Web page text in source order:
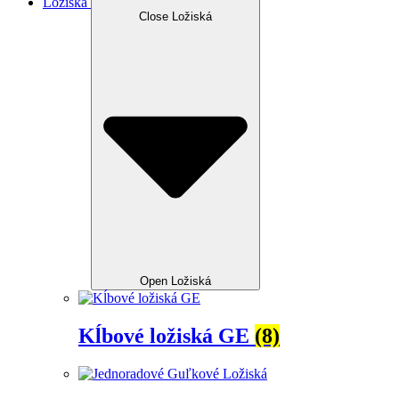
Close Ložiská
Open Ložiská
Kĺbové ložiská GE (8)